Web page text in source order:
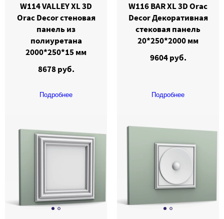
W114 VALLEY XL 3D
Orac Decor стеновая
панель из
полиуретана
2000*250*15 мм
8678 руб.
Подробнее
W116 BAR XL 3D Orac
Decor Декоративная
стековая панель
20*250*2000 мм
9604 руб.
Подробнее